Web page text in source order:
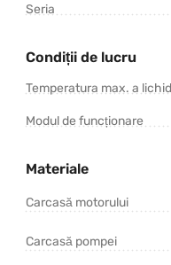
Seria
Condiții de lucru
Temperatura max. a
Modul de funcționare
Materiale
Carcasă motorului
Carcasă pompei